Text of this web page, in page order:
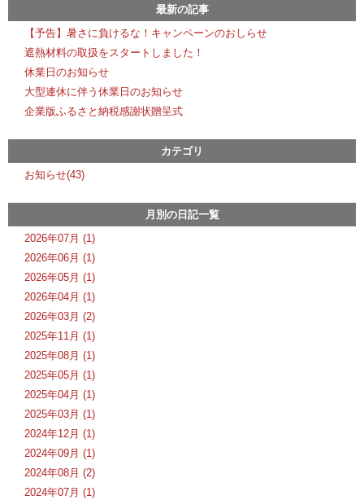
最新の記事
【予告】暑さに負けるな！キャンペーンのおしらせ
遮熱材料の取扱をスタートしました！
休業日のお知らせ
大型連休に伴う休業日のお知らせ
企業版ふるさと納税感謝状贈呈式
カテゴリ
お知らせ(43)
月別の日記一覧
2026年07月 (1)
2026年06月 (1)
2026年05月 (1)
2026年04月 (1)
2026年03月 (2)
2025年11月 (1)
2025年08月 (1)
2025年05月 (1)
2025年04月 (1)
2025年03月 (1)
2024年12月 (1)
2024年09月 (1)
2024年08月 (2)
2024年07月 (1)